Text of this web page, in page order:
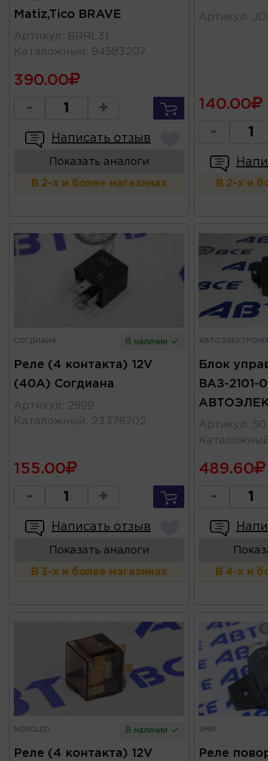
Matiz,Tico BRAVE
Артикул :
BRRL31
Каталожный : 94583207
390.00
- +
Написать отзыв
Показать аналоги
В 2-х и более магазинах
Артикул :
140.00
-
В 2-х и
СОГДИАНА В наличии
Реле (4 контакта) 12V
(40А) Согдиана
Артикул : 2999
Каталожный : 23378702
155.00
- +
Написать отзыв
Показать аналоги
В 3-х и более магазинах
Блок
ВАЗ-2101-
Артикул :
489.60
-
В 4-х и
NOVOLED В наличии
Реле (4 контакта) 12V
ЭМИ
Реле